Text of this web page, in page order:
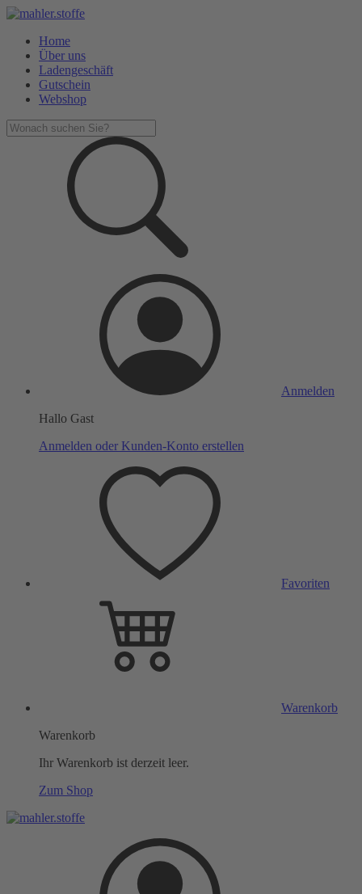
Home
Über uns
Ladengeschäft
Gutschein
Webshop
Anmelden
Hallo Gast
Anmelden oder Kunden-Konto erstellen
Favoriten
Warenkorb
Warenkorb
Ihr Warenkorb ist derzeit leer.
Zum Shop